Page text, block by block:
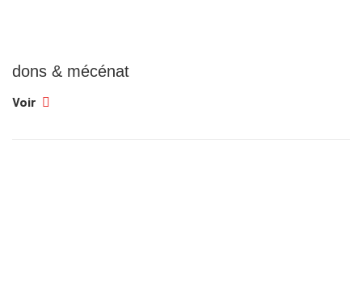
dons & mécénat
Voir